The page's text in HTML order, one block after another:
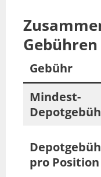
Gebühr
Mindest-
pro Position